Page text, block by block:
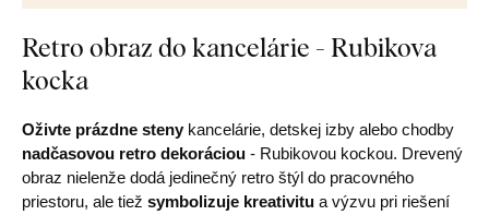
Retro obraz do kancelárie - Rubikova
kocka
Oživte prázdne steny kancelárie, detskej izby alebo chodby
nadčasovou retro dekoráciou - Rubikovou kockou. Drevený
obraz nielenže dodá jedinečný retro štýl do pracovného
priestoru, ale tiež symbolizuje kreativitu a výzvu pri riešení